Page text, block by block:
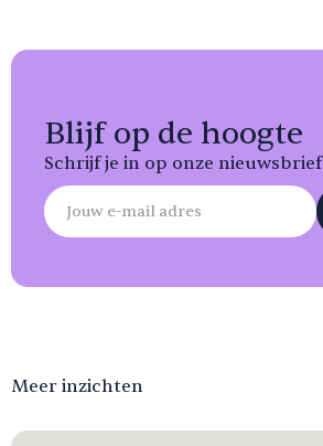
Blijf op de hoogte
Schrijf je in op onze nieuwsbrief
Meer inzichten